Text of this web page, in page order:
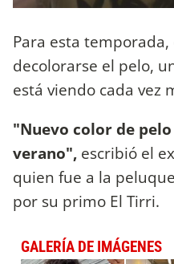
Para esta
decolorarse el pelo,
está viendo cada vez
"Nuevo color de
verano", escribió el
quien fue a la
por su primo El Tirri.
GALERÍA DE IMÁGENES